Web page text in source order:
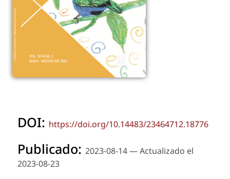
DOI: https://doi.org/10.14483/23464712.18776
Publicado: 2023-08-14 — Actualizado el
2023-08-23